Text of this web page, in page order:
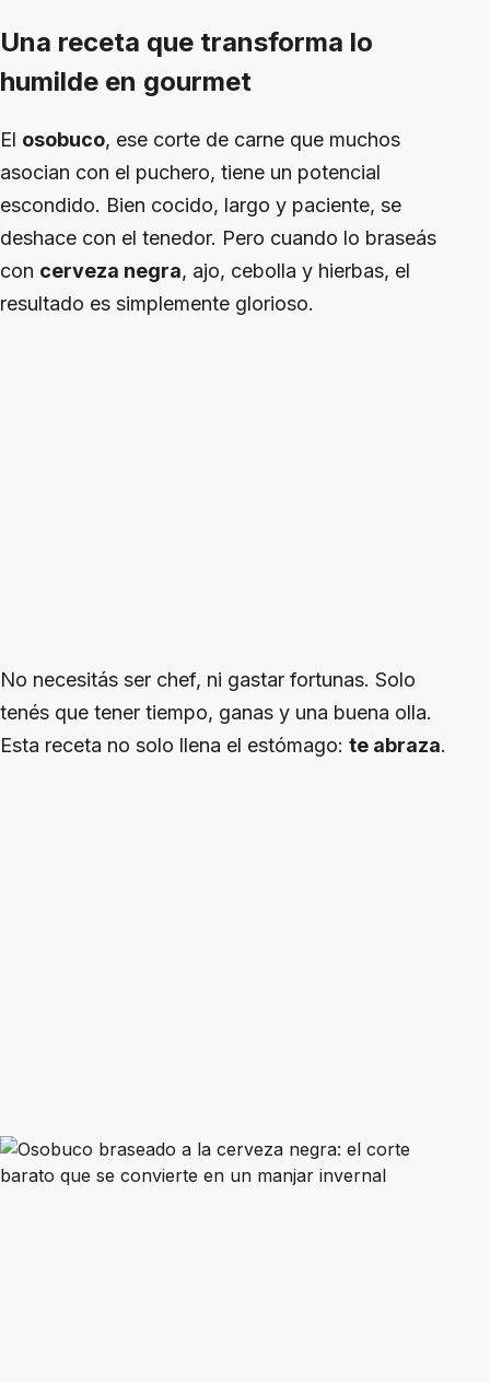
Una receta que transforma lo
humilde en gourmet
El osobuco, ese corte de carne que muchos
asocian con el puchero, tiene un potencial
escondido. Bien cocido, largo y paciente, se
deshace con el tenedor. Pero cuando lo braseás
con cerveza negra, ajo, cebolla y hierbas, el
resultado es simplemente glorioso.
No necesitás ser chef, ni gastar fortunas. Solo
tenés que tener tiempo, ganas y una buena olla.
Esta receta no solo llena el estómago: te abraza.